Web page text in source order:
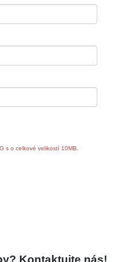
s o celkové velikostí 10MB.
Kontaktujte nás!